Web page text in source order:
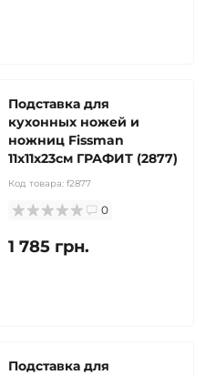
Подставка для
кухонных ножей и
ножниц Fissman
11x11x23см ГРАФИТ (2877)
Код товара: f2877
0
1 785 грн.
Подставка для